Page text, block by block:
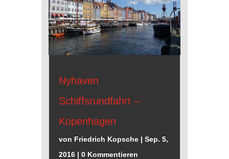
Nyhaven
Schiffsrundfahrt –
Kopenhagen
von Friedrich Kopsche| Sep. 5,
2016| 0 Kommentieren